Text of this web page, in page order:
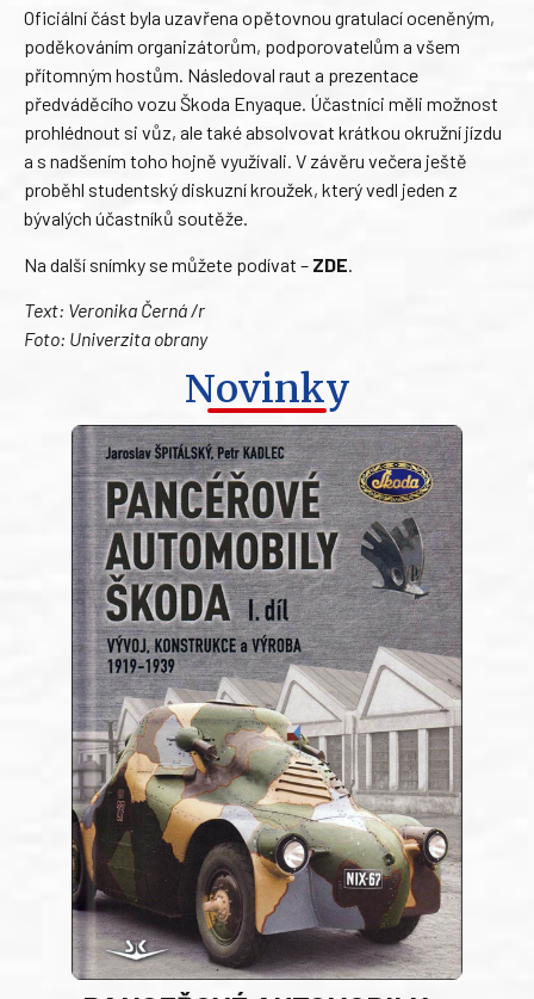
Oficiální část byla uzavřena opětovnou gratulací oceněným,
poděkováním organizátorům, podporovatelům a všem
přítomným hostům. Následoval raut a prezentace
předváděcího vozu Škoda Enyaque. Účastníci měli možnost
prohlédnout si vůz, ale také absolvovat krátkou okružní jízdu
a s nadšením toho hojně využívali. V závěru večera ještě
proběhl studentský diskuzní kroužek, který vedl jeden z
bývalých účastníků soutěže.
Na další snímky se můžete podívat – ZDE
Text: Veronika Černá /r
Foto: Univerzita obrany
Novinky